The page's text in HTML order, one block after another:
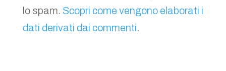
lo spam. Scopri come vengono elaborati i
dati derivati dai commenti.